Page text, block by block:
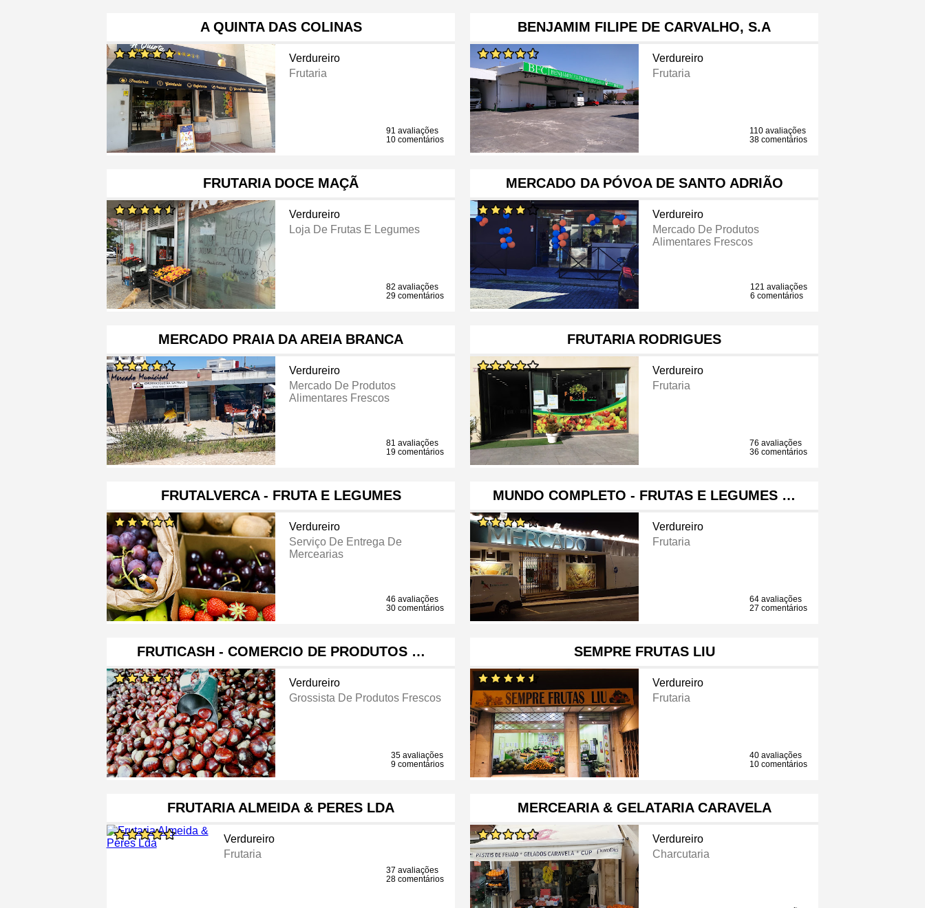
A QUINTA DAS COLINAS
Verdureiro
Frutaria
91 avaliações
10 comentários
BENJAMIM FILIPE DE CARVALHO, S.A
Verdureiro
Frutaria
110 avaliações
38 comentários
FRUTARIA DOCE MAÇÃ
Verdureiro
Loja De Frutas E Legumes
82 avaliações
29 comentários
MERCADO DA PÓVOA DE SANTO ADRIÃO
Verdureiro
Mercado De Produtos
Alimentares Frescos
121 avaliações
6 comentários
MERCADO PRAIA DA AREIA BRANCA
Verdureiro
Mercado De Produtos
Alimentares Frescos
81 avaliações
19 comentários
FRUTARIA RODRIGUES
Verdureiro
Frutaria
76 avaliações
36 comentários
FRUTALVERCA - FRUTA E LEGUMES
Verdureiro
Serviço De Entrega De
Mercearias
46 avaliações
30 comentários
MUNDO COMPLETO - FRUTAS E LEGUMES …
Verdureiro
Frutaria
64 avaliações
27 comentários
FRUTICASH - COMERCIO DE PRODUTOS …
Verdureiro
Grossista De Produtos Frescos
35 avaliações
9 comentários
SEMPRE FRUTAS LIU
Verdureiro
Frutaria
40 avaliações
10 comentários
FRUTARIA ALMEIDA & PERES LDA
Verdureiro
Frutaria
37 avaliações
28 comentários
MERCEARIA & GELATARIA CARAVELA
Verdureiro
Charcutaria